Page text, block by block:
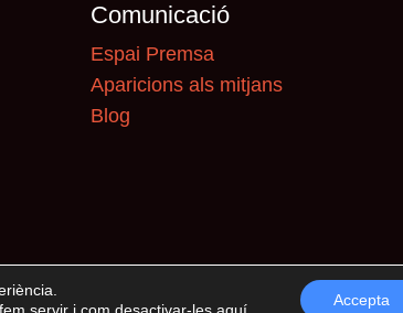
Comunicació
Espai Premsa
Aparicions als mitjans
Blog
Accepta